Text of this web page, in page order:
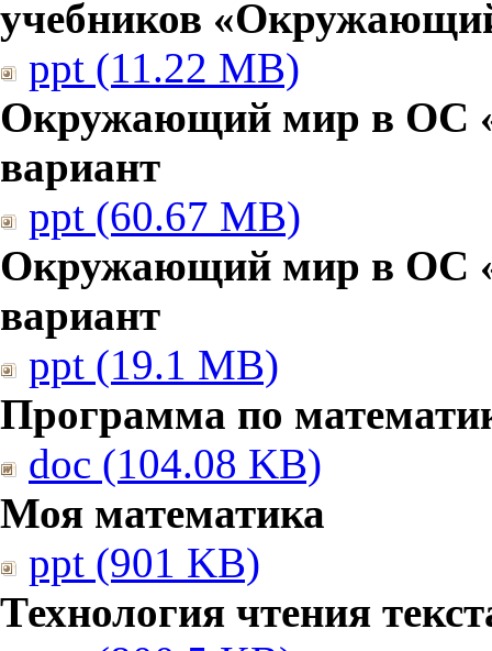
учебников
ppt (11.22 MB)
Окружающий мир в ОС
вариант
ppt (60.67 MB)
Окружающий мир в ОС
вариант
ppt (19.1 MB)
Программа по
doc (104.08 KB)
Моя математика
ppt (901 KB)
Технология чтения